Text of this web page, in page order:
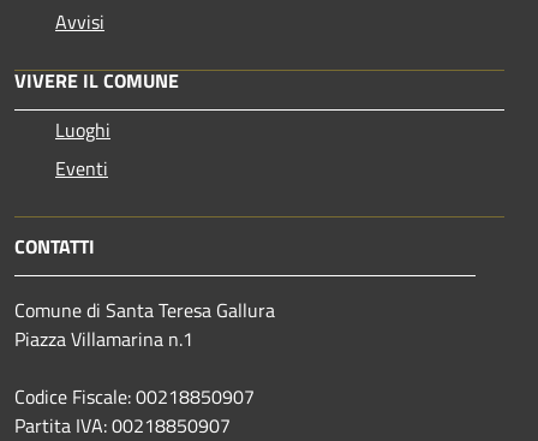
Avvisi
VIVERE IL COMUNE
Luoghi
Eventi
CONTATTI
Comune di Santa Teresa Gallura
Piazza Villamarina n.1
Codice Fiscale: 00218850907
Partita IVA: 00218850907